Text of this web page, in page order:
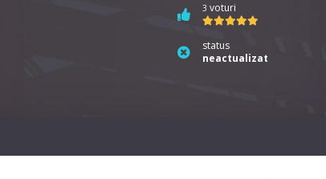
3 voturi
status
neactualizat